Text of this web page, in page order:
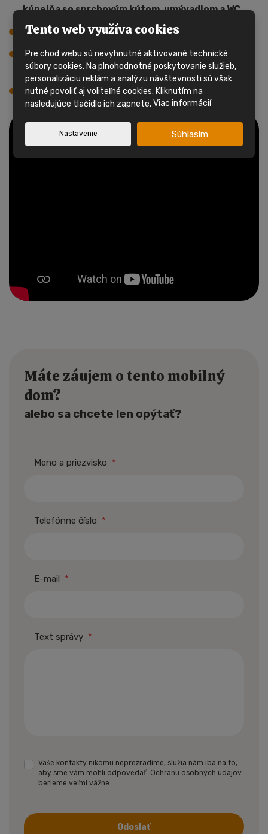
kúpelňa so sprchovým kútom, umývadlom a WC.
1x WC samostatne vo velkej spálni.
Tento mobilný dom má plynový prietokový
ohrievač na propán-bután flaše.
Možnosť využitia na celoročné užívanie.
Máte záujem o tento mobilný
dom?
alebo sa chcete len opýtať?
Meno a priezvisko *
Telefónne číslo *
E-mail *
Text správy *
Vaše kontakty nikomu neprezradíme, slúžia nám iba na to,
aby sme vám mohli odpovedať. Ochranu osobných údajov
berieme veľmi vážne.
Odoslať
Tento web využíva cookies
Pre chod webu sú nevyhnutné aktivované technické
súbory cookies. Na plnohodnotné poskytovanie služieb,
personalizáciu reklám a analýzu návštevnosti sú však
nutné povoliť aj voliteľné cookies. Kliknutím na
nasledujúce tlačidlo ich zapnete.Viac informácií
Nastavenie Súhlasím